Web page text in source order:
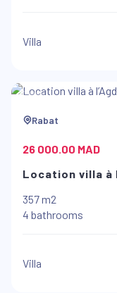
Villa
Rabat
26 000.00 MAD
Location villa à
357 m2
4 bathrooms
Villa